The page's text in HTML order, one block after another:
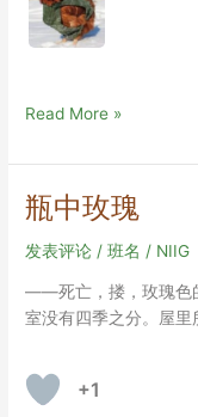
打
开
的
百
宝
Read More »
瓶中玫瑰
发表评论 /班名 / NIIG
——死亡，搂，玫瑰色
室没有四季之分。屋
+1